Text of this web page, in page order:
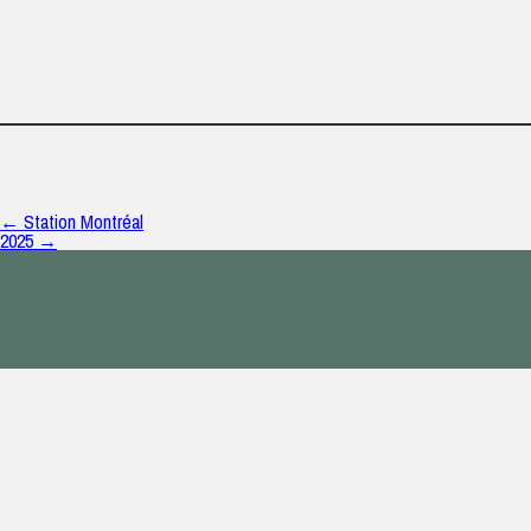
← Station Montréal
2025 →